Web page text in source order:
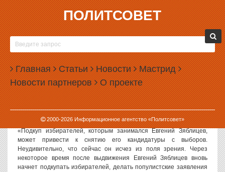
ПОЛИТСОВЕТ
Главная Статьи Новости Мастрид
Новости партнеров О проекте
2000-2026Информационное агентство «Политсовет»
23.09.2003, 14:04
ПОДКУП ИЗБИРАТЕЛЕЙ, КОТОРЫМ
ЗАНИМАЛСЯ ЕВГЕНИЙ ЗЯБЛИЦЕВ, МОЖЕТ
ПРИВЕСТИ К СНЯТИЮ ЕГО КАНДИДАТУРЫ С
ВЫБОРОВ
«Кандидат в депутаты Госдумы Евгений Зяблицев «залег на
дно», чтобы не привлекать к себе внимание», - заявил ИА
«Политсовет» политолог Владимир Соковнин.
«Подкуп избирателей, которым занимался Евгений Зяблицев,
может привести к снятию его кандидатуры с выборов.
Неудивительно, что сейчас он исчез из поля зрения. Через
некоторое время после выдвижения Евгений Зяблицев вновь
начнет подкупать избирателей, делать популистские заявления